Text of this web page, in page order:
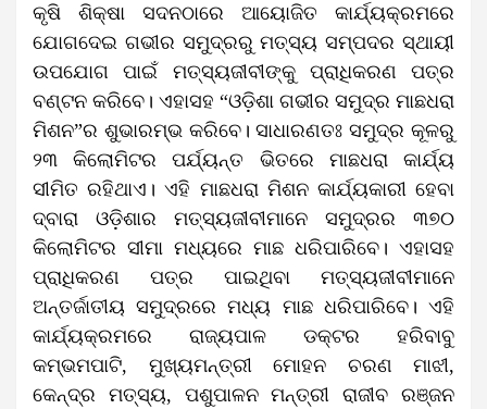
କୃଷି ଶିକ୍ଷା ସଦନଠାରେ ଆୟୋଜିତ କାର୍ଯ୍ୟକ୍ରମରେ
ଯୋଗଦେଇ ଗଭୀର ସମୁଦ୍ରରୁ ମତ୍ସ୍ୟ ସମ୍ପଦର ସ୍ଥାୟୀ
ଉପଯୋଗ ପାଇଁ ମତ୍ସ୍ୟଜୀବୀଙ୍କୁ ପ୍ରାଧିକରଣ ପତ୍ର
ବଣ୍ଟନ କରିବେ। ଏହାସହ “ଓଡ଼ିଶା ଗଭୀର ସମୁଦ୍ର ମାଛଧରା
ମିଶନ”ର ଶୁଭାରମ୍ଭ କରିବେ। ସାଧାରଣତଃ ସମୁଦ୍ର କୂଳରୁ
୨୩ କିଲୋମିଟର ପର୍ଯ୍ୟନ୍ତ ଭିତରେ ମାଛଧରା କାର୍ଯ୍ୟ
ସୀମିତ ରହିଥାଏ। ଏହି ମାଛଧରା ମିଶନ କାର୍ଯ୍ୟକାରୀ ହେବା
ଦ୍ବାରା ଓଡ଼ିଶାର ମତ୍ସ୍ୟଜୀବୀମାନେ ସମୁଦ୍ରର ୩୭୦
କିଲୋମିଟର ସୀମା ମଧ୍ୟରେ ମାଛ ଧରିପାରିବେ। ଏହାସହ
ପ୍ରାଧିକରଣ ପତ୍ର ପାଇଥିବା ମତ୍ସ୍ୟଜୀବୀମାନେ
ଅନ୍ତର୍ଜାତୀୟ ସମୁଦ୍ରରେ ମଧ୍ୟ ମାଛ ଧରିପାରିବେ। ଏହି
କାର୍ଯ୍ୟକ୍ରମରେ ରାଜ୍ୟପାଳ ଡକ୍ଟର ହରିବାବୁ
କମ୍ଭମପାଟି, ମୁଖ୍ୟମନ୍ତ୍ରୀ ମୋହନ ଚରଣ ମାଝୀ,
କେନ୍ଦ୍ର ମତ୍ସ୍ୟ, ପଶୁପାଳନ ମନ୍ତ୍ରୀ ରାଜୀବ ରଞ୍ଜନ